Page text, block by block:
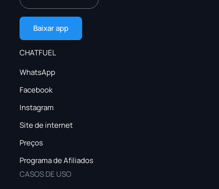
Baixar app
CHATFUEL
WhatsApp
Facebook
Instagram
Site de internet
Preços
Programa de Afiliados
CASOS DE USO